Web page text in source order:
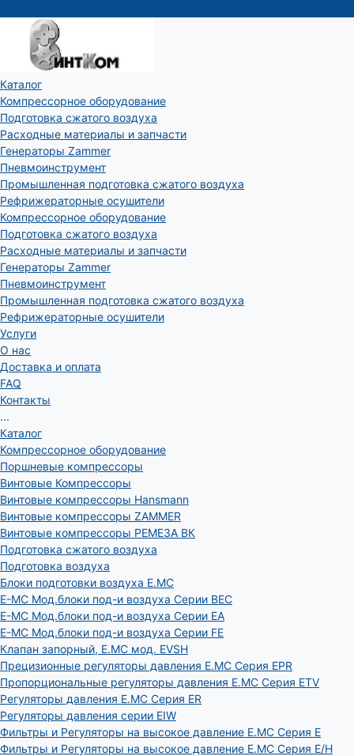
Каталог
Компрессорное оборудование
Подготовка сжатого воздуха
Расходные материалы и запчасти
Генераторы Zammer
Пневмоинструмент
Промышленная подготовка сжатого воздуха
Рефрижераторные осушители
Компрессорное оборудование
Подготовка сжатого воздуха
Расходные материалы и запчасти
Генераторы Zammer
Пневмоинструмент
Промышленная подготовка сжатого воздуха
Рефрижераторные осушители
Услуги
О нас
Доставка и оплата
FAQ
Контакты
...
Каталог
Компрессорное оборудование
Поршневые компрессоры
Винтовые Компрессоры
Винтовые компрессоры Hansmann
Винтовые компрессоры ZAMMER
Винтовые компрессоры РЕМЕЗА ВК
Подготовка сжатого воздуха
Подготовка воздуха
Блоки подготовки воздуха E.MC
E-MC Мод.блоки под-и воздуха Серии BEC
E-MC Мод.блоки под-и воздуха Серии EA
E-MC Мод.блоки под-и воздуха Серии FE
Клапан запорный, E.MC мод. EVSH
Прецизионные регуляторы давления E.MC Серия EPR
Пропорциональные регуляторы давления E.MC Серия ETV
Регуляторы давления E.MC Серия ER
Регуляторы давления серии EIW
Фильтры и Регуляторы на высокое давление E.MC Серия E
Фильтры и Регуляторы на высокое давление E.MC Серия E/H